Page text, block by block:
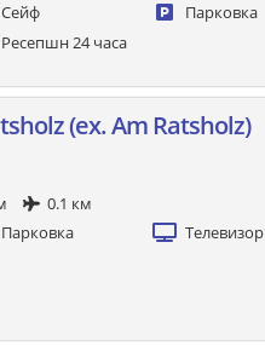
Сейф
Парковка
Ресепшн 24 часа
(ех. Am Ratsholz)
0.1 км
Парковка
Телевизор